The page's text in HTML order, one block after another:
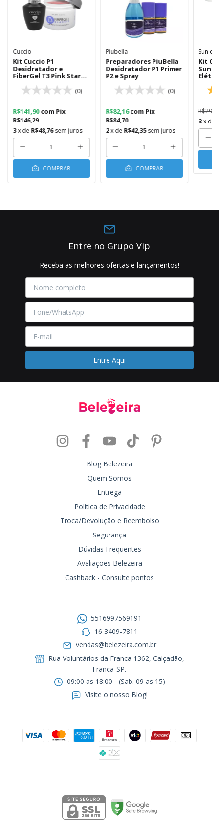
Cuccio
Kit Cuccio P1
Desidratador e
FiberGel T3 Pink Star
(0)
R$146,29
R$141,90com Pix
3x de R$48,76 sem juros
COMPRAR
Piubella
Preparadores PiuBella
Desidratador P1 Primer
P2 e Spray
(0)
R$84,70
R$82,16com Pix
2x de R$42,35 sem juros
COMPRAR
Sun e
Kit
Sun5
3 x de
Entre no Grupo Vip
Receba as melhores ofertas e lançamentos!
Blog Belezeira
Quem Somos
Entrega
Política de Privacidade
Troca/Devolução e Reembolso
Segurança
Dúvidas Frequentes
Avaliações Belezeira
Cashback - Consulte pontos
5516997569191
16 3409-7811
vendas@belezeira.com.br
Rua Voluntários da Franca 1362, Calçadão,
Franca-SP.ㅤㅤㅤㅤㅤㅤㅤㅤㅤㅤㅤ
09:00 as 18:00 - (Sab. 09 as 15)
Visite o nosso Blog!